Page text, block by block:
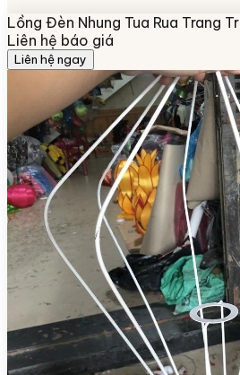
Lồng Đèn Nhung Tua Rua Trang
Liên hệ báo giá
Liên hệ ngay